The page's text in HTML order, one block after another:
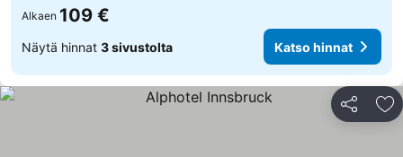
Alkaen 109 €
Näytä hinnat 3 sivustolta Katso hinnat
Jaa